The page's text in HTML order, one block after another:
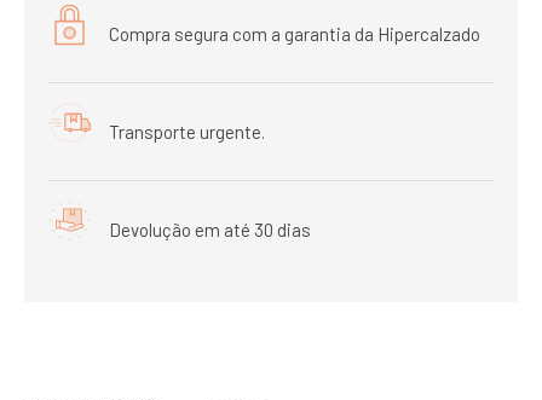
Compra segura com a garantia da Hipercalzado
Transporte urgente.
Devolução em até 30 dias